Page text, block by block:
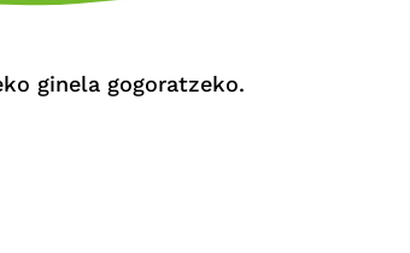
ginela gogoratzeko.